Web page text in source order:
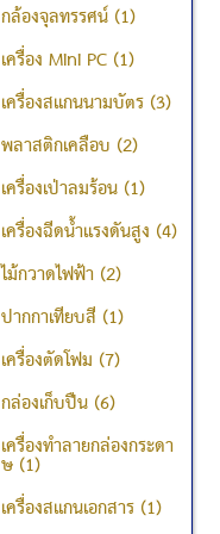
กล้องจุลทรรศน์ (1)
เครื่อง Mini PC (1)
เครื่องสแกนนามบัตร (3)
พลาสติกเคลือบ (2)
เครื่องเป่าลมร้อน (1)
เครื่องฉีดน้ำแรงดันสูง (4)
ไม้กวาดไฟฟ้า (2)
ปากกาเทียบสี (1)
เครื่องตัดโฟม (7)
กล่องเก็บปืน (6)
เครื่องทำลายกล่องกระดา
ษ (1)
เครื่องสแกนเอกสาร (1)